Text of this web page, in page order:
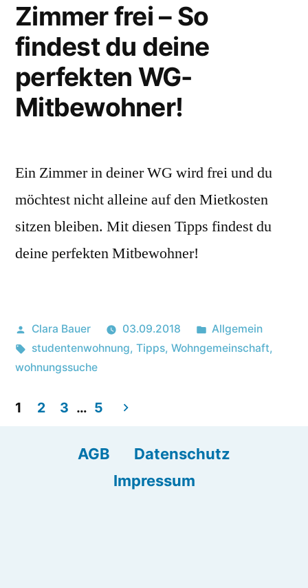
Zimmer frei – So
findest du deine
perfekten WG-
Mitbewohner!
Ein Zimmer in deiner WG wird frei und du
möchtest nicht alleine auf den Mietkosten
sitzen bleiben. Mit diesen Tipps findest du
deine perfekten Mitbewohner!
Posted
by
Clara Bauer 03.09.2018
Posted
in
Allgemein
Tags:
studentenwohnung, Tipps, Wohngemeinschaft,
wohnungssuche
navigation
1 2 3 … 5
AGB
Datenschutz
Impressum